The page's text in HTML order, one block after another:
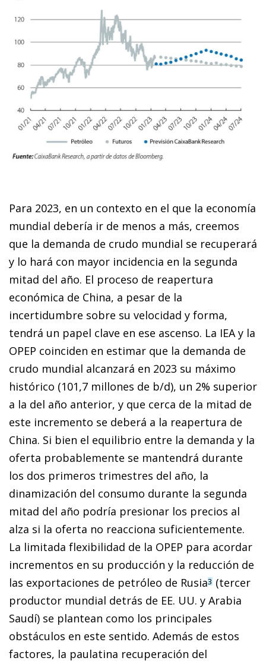
Para 2023, en un contexto en el que la economía
mundial debería ir de menos a más, creemos
que la demanda de crudo mundial se recuperará
y lo hará con mayor incidencia en la segunda
mitad del año. El proceso de reapertura
económica de China, a pesar de la
incertidumbre sobre su velocidad y forma,
tendrá un papel clave en ese ascenso. La IEA y la
OPEP coinciden en estimar que la demanda de
crudo mundial alcanzará en 2023 su máximo
histórico (101,7 millones de b/d), un 2% superior
a la del año anterior, y que cerca de la mitad de
este incremento se deberá a la reapertura de
China. Si bien el equilibrio entre la demanda y la
oferta probablemente se mantendrá durante
los dos primeros trimestres del año, la
dinamización del consumo durante la segunda
mitad del año podría presionar los precios al
alza si la oferta no reacciona suficientemente.
La limitada flexibilidad de la OPEP para acordar
incrementos en su producción y la reducción de
las exportaciones de petróleo de Rusia3 (tercer
productor mundial detrás de EE. UU. y Arabia
Saudí) se plantean como los principales
obstáculos en este sentido. Además de estos
factores, la paulatina recuperación del